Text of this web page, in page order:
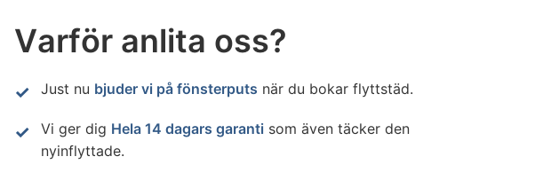
Varför anlita oss?
Just nu bjuder vi på fönsterputs när du bokar flyttstäd.
Vi ger dig Hela 14 dagars garanti som även täcker den
nyinflyttade.